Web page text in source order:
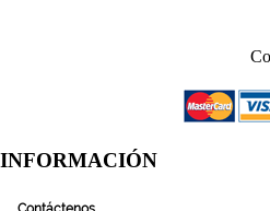
Conexión
INFORMACIÓN